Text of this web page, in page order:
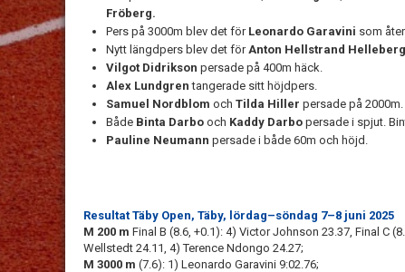
Fröberg.
Pers på 3000m blev det för Leonardo Garavini som
Nytt längdpers blev det förAnton Hellstrand
Vilgot Didrikson persade på 400m häck.
Alex Lundgrentangerade sitt höjdpers.
Samuel Nordblom och Tilda Hiller persade på 2000m.
Både Binta Darbo och Kaddy Darbo persade i spjut.
Pauline Neumann persade i både 60m och höjd.
Resultat Täby Open, Täby, lördag–söndag 7–8 juni 2025
M 200 m Final B (8.6, +0.1): 4) Victor Johnson 23.37, Final C
Wellstedt 24.11, 4) Terence Ndongo 24.27;
M 3000 m (7.6): 1) Leonardo Garavini 9:02.76;